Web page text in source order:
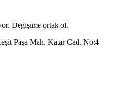
Değişime ortak ol.
Paşa Mah. Katar Cad. No:4